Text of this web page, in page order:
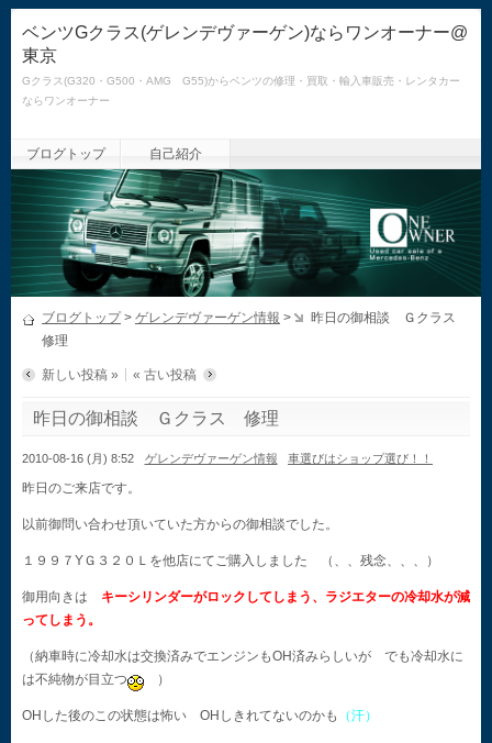
ベンツGクラス(ゲレンデヴァーゲン)ならワンオーナー@
東京
Gクラス(G320・G500・AMG G55)からベンツの修理・買取・輸入車販売・レンタカー
ならワンオーナー
ブログトップ 自己紹介
ブログトップ> ゲレンデヴァーゲン情報 >
昨日の御相談 Ｇクラス
修理
新しい投稿 » « 古い投稿
昨日の御相談 Ｇクラス 修理
2010-08-16 (月) 8:52 ゲレンデヴァーゲン情報 車選びはショップ選び！！
昨日のご来店です。
以前御問い合わせ頂いていた方からの御相談でした。
１９９７YＧ３２０Ｌを他店にてご購入しました （、、残念、、、）
御用向きは キーシリンダーがロックしてしまう、ラジエターの冷却水が減
ってしまう。
（納車時に冷却水は交換済みでエンジンもOH済みらしいが でも冷却水に
は不純物が目立つ
）
OHした後のこの状態は怖い OHしきれてないのかも （汗）